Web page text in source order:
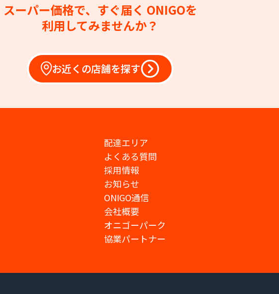
スーパー価格で、すぐ届く ONIGOを
利用してみませんか？
お近くの店舗を探す
配達エリア
よくある質問
採用情報
お知らせ
ONIGO通信
会社概要
オニゴーパーク
協業パートナー